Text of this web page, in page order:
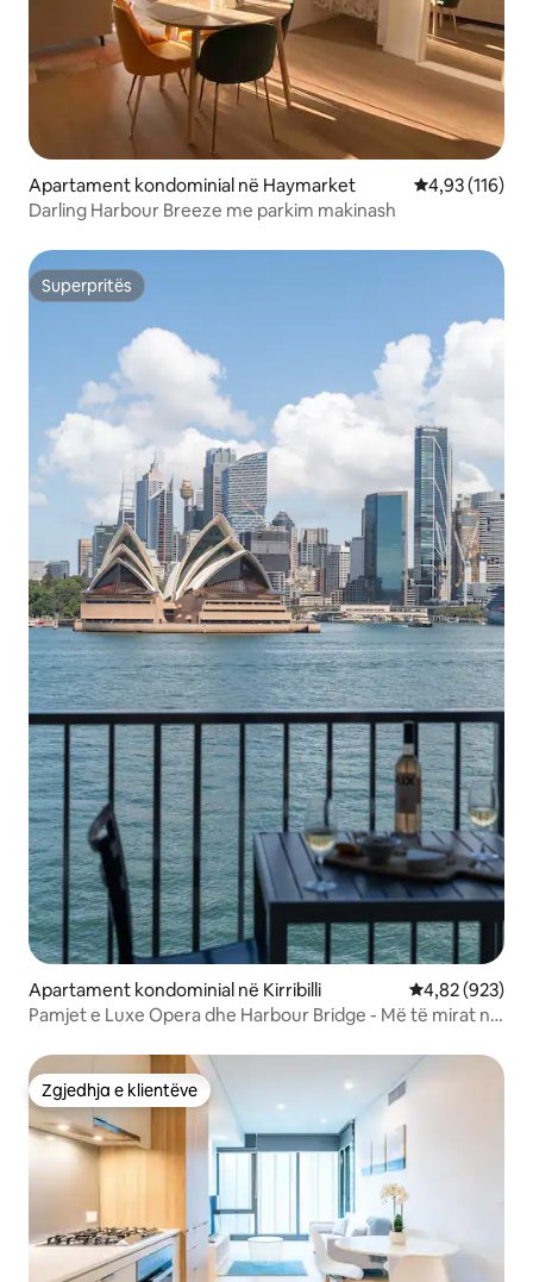
Apartament kondominial në Haymarket Vlerësimi
4,93 (116)
Darling Harbour Breeze me parkim makinash
Superpritës
Superpritës
Apartament kondominial në Kirribilli Vlerësimi
4,82 (923)
Pamjet e Luxe Opera dhe Harbour Bridge - Më të mirat në
Zgjedhja e klientëve
Zgjedhja e klientëve